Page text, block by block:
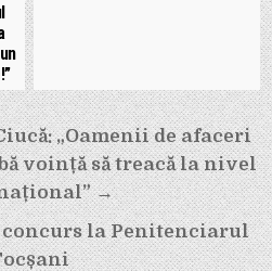
„Oamenii de afaceri
voință să treacă la nivel
→
concurs la Penitenciarul